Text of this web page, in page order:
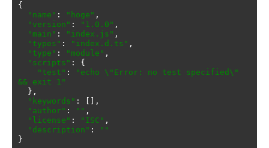
{
"name" : "hoge" ,
"version" : "1.0.0" ,
"main" : "index.js" ,
"types" : "index.d.ts" ,
"type" : "module" ,
"scripts" :
{
"test" :
"echo \"Error: no test specified\"
&& exit 1"
},
"keywords" :
[],
"author" : "" ,
"license" : "ISC" ,
"description" :
""
}